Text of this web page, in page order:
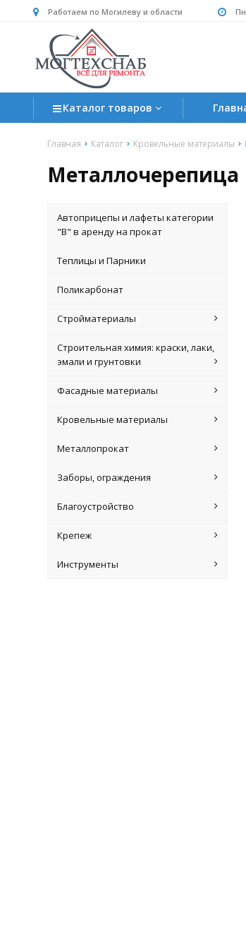
Работаем по Могилеву и области
Каталог товаров
Главная Каталог Кровельные материалы
Металлочерепица
Автоприцепы и лафеты категории
"B" в аренду на прокат
Теплицы и Парники
Поликарбонат
Стройматериалы
Строительная химия: краски, лаки,
эмали и грунтовки
Фасадные материалы
Кровельные материалы
Металлопрокат
Заборы, ограждения
Благоустройство
Крепеж
Инструменты